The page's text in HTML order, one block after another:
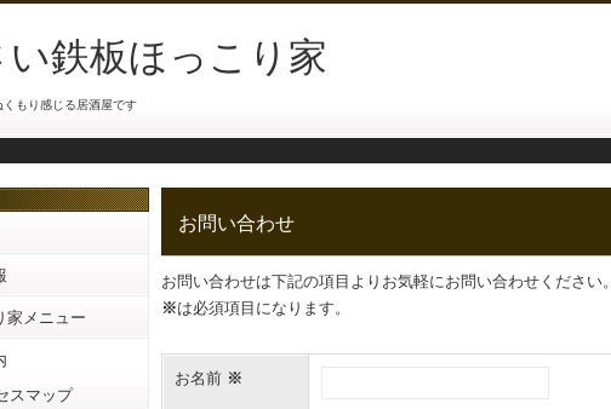
い鉄板ほっこり家
くもり感じる居酒屋です
お問い合わせ
お問い合わせは下記の項目よりお気軽にお問い合わせください。
※は必須項目になります。
お名前 ※
家メニュー
スマップ